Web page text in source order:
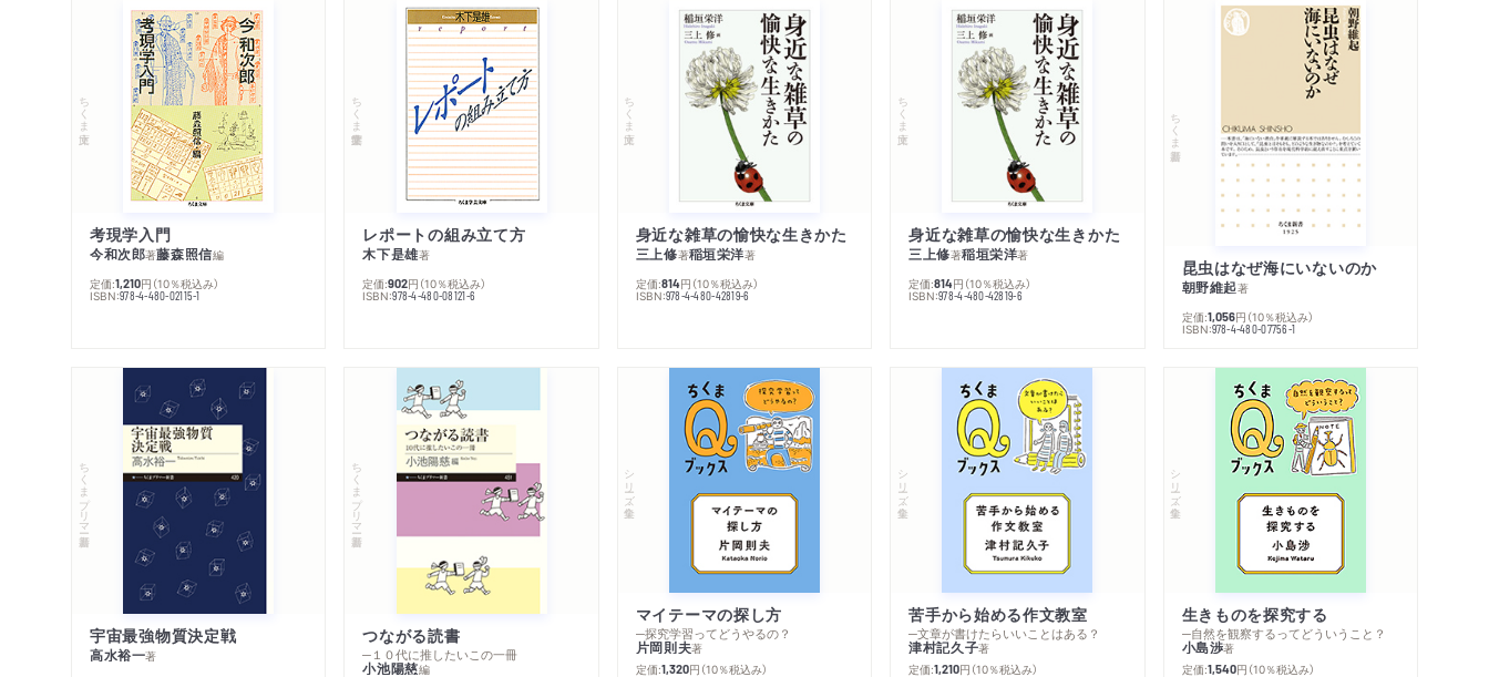
ちくま文庫
考現学入門
今和次郎著藤森照信編
定価:1,210円 （10％税込み）
ISBN:978-4-480-02115-1
ちくま学芸文庫
レポートの組み立て方
木下是雄著
定価:902円 （10％税込み）
ISBN:978-4-480-08121-6
ちくま文庫
身近な雑草の愉快な生きかた
三上修著稲垣栄洋著
定価:814円 （10％税込み）
ISBN:978-4-480-42819-6
ちくま文庫
身近な雑草の愉快な生きかた
三上修著稲垣栄洋著
定価:814円 （10％税込み）
ISBN:978-4-480-42819-6
ちくま新書
昆虫はなぜ海にいないのか
朝野維起著
定価:1,056円 （10％税込み）
ISBN:978-4-480-07756-1
ちくまプリマー新書
宇宙最強物質決定戦
高水裕一著
ちくまプリマー新書
つながる読書
─１０代に推したいこの一冊
小池陽慈編
シリーズ・全集
マイテーマの探し方
─探究学習ってどうやるの？
片岡則夫著
定価:1,320円 （10％税込み）
シリーズ・全集
苦手から始める作文教室
─文章が書けたらいいことはある？
津村記久子著
定価:1,210円 （10％税込み）
シリーズ・全集
生きものを探究する
─自然を観察するってどういうこと？
小島渉著
定価:1,540円 （10％税込み）